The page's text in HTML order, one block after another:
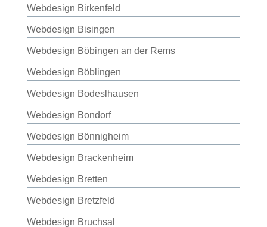
Webdesign Birkenfeld
Webdesign Bisingen
Webdesign Böbingen an der Rems
Webdesign Böblingen
Webdesign Bodeslhausen
Webdesign Bondorf
Webdesign Bönnigheim
Webdesign Brackenheim
Webdesign Bretten
Webdesign Bretzfeld
Webdesign Bruchsal